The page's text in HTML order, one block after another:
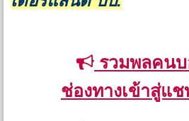
รวมพลคน
ช่องทางเข้าสู่แ